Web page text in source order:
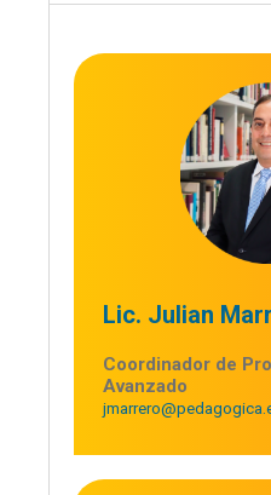
Lic. Julian
Coordinador de
Avanzado